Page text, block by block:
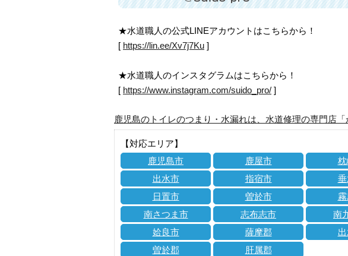
★水道職人の公式LINEアカウントはこちらから！
[ https://lin.ee/Xv7j7Ku ]
★水道職人のインスタグラムはこちらから！
[ https://www.instagram.com/suido_pro/ ]
鹿児島のトイレのつまり・水漏れは、水道修理の専門店
【対応エリア】
鹿児島市
鹿屋市
出水市
指宿市
日置市
曽於市
南さつま市
志布志市 南
姶良市
薩摩郡
曽於郡
肝属郡